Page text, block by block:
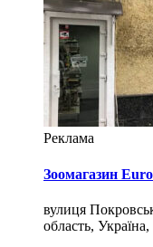
Реклама
Зоомагазин
вулиця
область, Україна,